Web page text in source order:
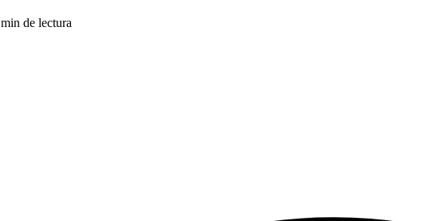
min de lectura